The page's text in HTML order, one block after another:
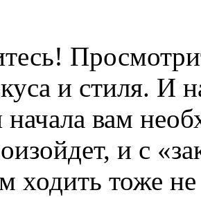
и стиля. И
начала вам
и с
ходить тоже